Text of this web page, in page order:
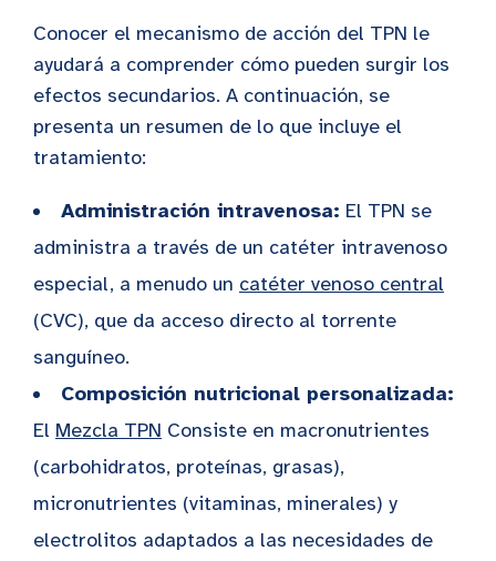
Conocer el mecanismo de acción del TPN le
ayudará a comprender cómo pueden surgir los
efectos secundarios. A continuación, se
presenta un resumen de lo que incluye el
tratamiento:
Administración intravenosa: El TPN se
administra a través de un catéter intravenoso
especial, a menudo un catéter venoso central
(CVC), que da acceso directo al torrente
sanguíneo.
Composición nutricional personalizada:
El Mezcla TPN Consiste en macronutrientes
(carbohidratos, proteínas, grasas),
micronutrientes (vitaminas, minerales) y
electrolitos adaptados a las necesidades de